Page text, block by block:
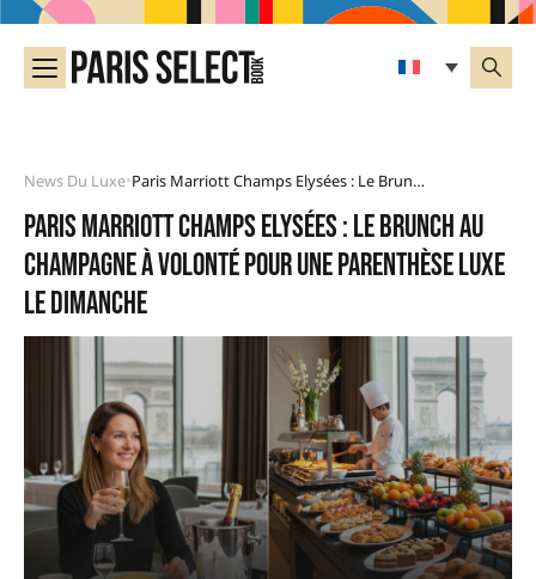
News Du Luxe• Paris Marriott Champs Elysées : Le Brunch Au Champagne À Volonté Pour Une Parenthèse Luxe Le Dimanche
Paris Marriott Champs Elysées : le brunch au
champagne à volonté pour une parenthèse luxe
le dimanche